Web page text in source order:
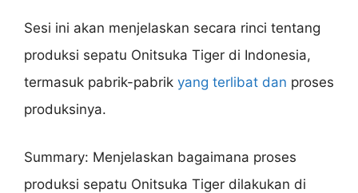
Sesi ini akan menjelaskan secara rinci tentang
produksi sepatu Onitsuka Tiger di Indonesia,
termasuk pabrik-pabrik yang terlibat dan proses
produksinya.
Summary: Menjelaskan bagaimana proses
produksi sepatu Onitsuka Tiger dilakukan di